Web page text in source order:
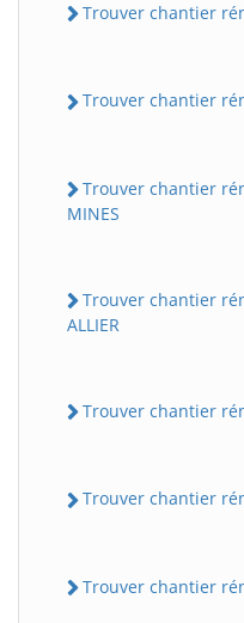
Trouver chantier
Trouver chantier
Trouver chantier
MINES
Trouver chantier
ALLIER
Trouver chantier
Trouver chantier
Trouver chantier